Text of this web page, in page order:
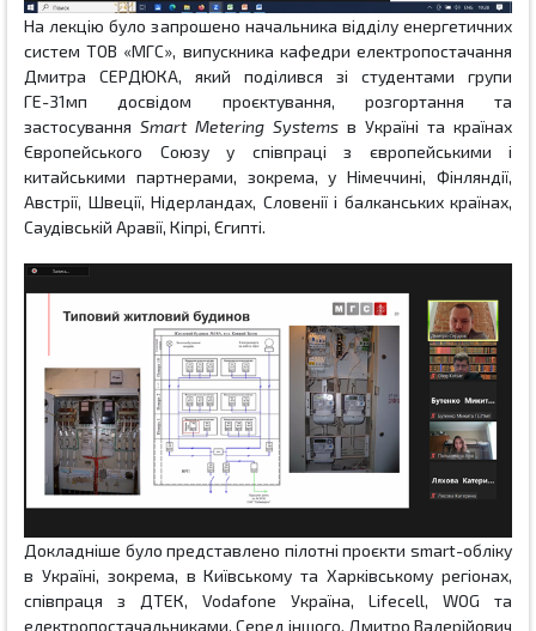
На лекцію було запрошено начальника відділу енергетичних
систем ТОВ «МГС», випускника кафедри електропостачання
Дмитра СЕРДЮКА, який поділився зі студентами групи
ГЕ-31мп досвідом проєктування, розгортання та
застосування Smart Metering Systems в Україні та країнах
Європейського Союзу у співпраці з європейськими і
китайськими партнерами, зокрема, у Німеччині, Фінляндії,
Австрії, Швеції, Нідерландах, Словенії і балканських країнах,
Саудівській Аравії, Кіпрі, Єгипті.
Докладніше було представлено пілотні проєкти smart-обліку
в Україні, зокрема, в Київському та Харківському регіонах,
співпраця з ДТЕК, Vodafone Україна, Lifecell, WOG та
електропостачальниками. Серед іншого, Дмитро Валерійович